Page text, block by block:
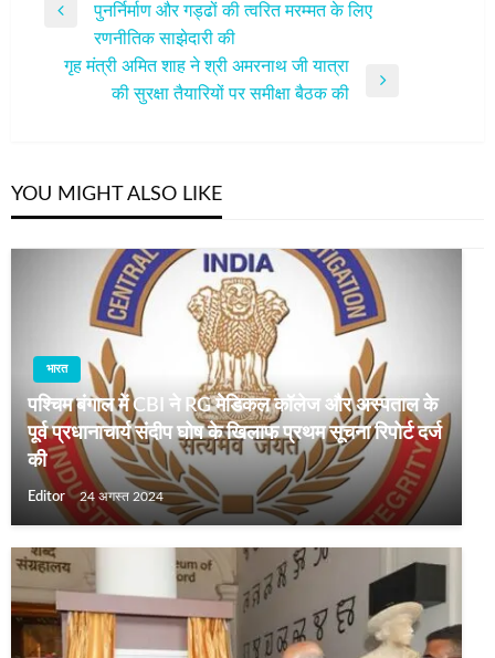
नेविगेशन
Previous
पुनर्निर्माण और गड्ढों की त्वरित मरम्मत के लिए
रणनीतिक साझेदारी की
गृह मंत्री अमित शाह ने श्री अमरनाथ जी यात्रा
की सुरक्षा तैयारियों पर समीक्षा बैठक की
YOU MIGHT ALSO LIKE
भारत
पश्चिम बंगाल में CBI ने RG मेडिकल कॉलेज और अस्‍पताल के
पूर्व प्रधानाचार्य संदीप घोष के खिलाफ प्रथम सूचना रिपोर्ट दर्ज
की
Editor 24 अगस्त 2024